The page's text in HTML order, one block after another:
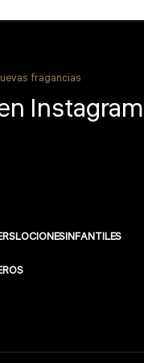
fragancias
Instagram
LOCIONESINFANTILES